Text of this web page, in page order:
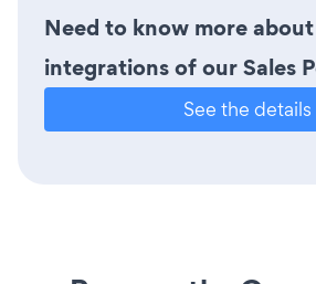
Need to know more
integrations of our Sales
See the details